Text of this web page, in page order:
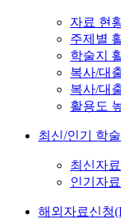
자료 현
주제별
학술지
복사/대
복사/대
활용도
최신/인기 학
최신자료
인기자료
해외자료신청